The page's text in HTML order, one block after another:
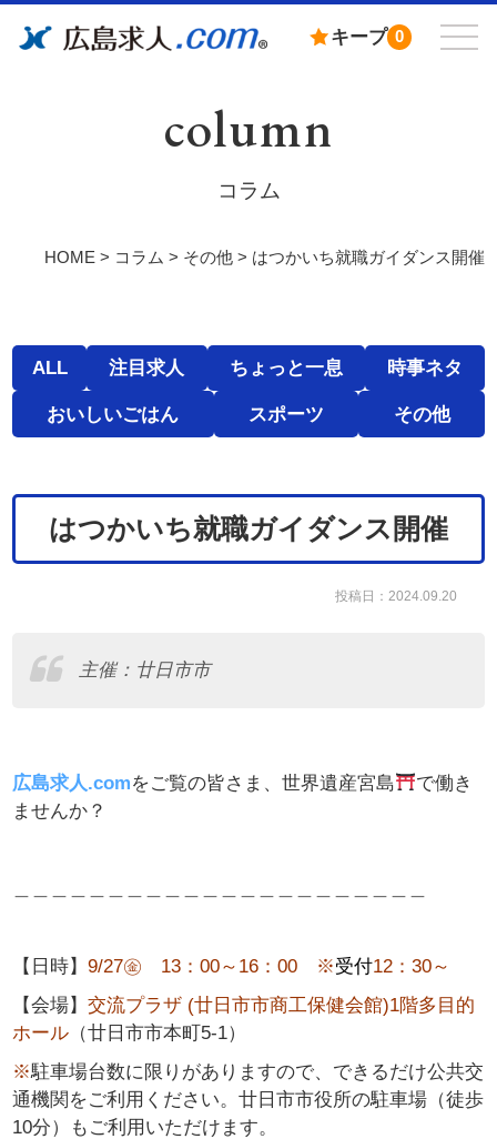
キープ 0
column
コラム
HOME> コラム > その他> はつかいち就職ガイダンス開催
ALL 注目求人 ちょっと一息 時事ネタ
おいしいごはん スポーツ その他
はつかいち就職ガイダンス開催
投稿日：2024.09.20
主催：廿日市市
広島求人.comをご覧の皆さま、世界遺産宮島
で働き
ませんか？
【日時】9/27㊎ 13：00～16：00 ※受付12：30～
【会場】交流プラザ (廿日市市商工保健会館)1階多目的
ホール （廿日市市本町5-1）
※駐車場台数に限りがありますので、できるだけ公共交
通機関をご利用ください。廿日市市役所の駐車場（徒歩
10分）もご利用いただけます。